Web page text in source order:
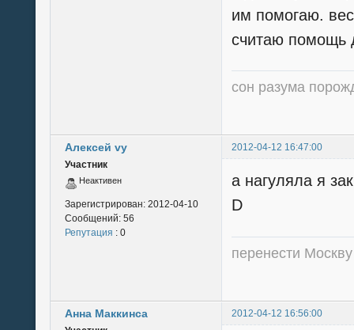
им помогаю.
считаю помощь
сон разума
Алексей vy
2012-04-12 16:47:00
Участник
Неактивен
Зарегистрирован: 2012-04-10
Сообщений: 56
Репутация : 0
а нагуляла я
D
перенести
Анна Маккинса
2012-04-12 16:56:00